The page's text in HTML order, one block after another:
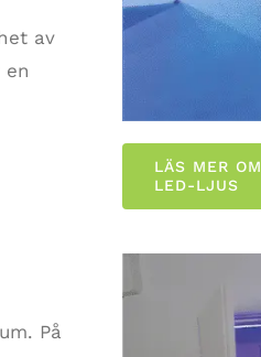
av
På
LÄS MER
LED-LJUS